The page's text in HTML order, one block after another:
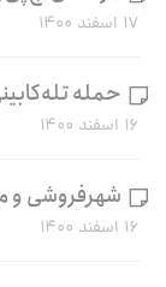
۱۷ اسفند ۱۴۰۰
حمله
۱۶ اسفند ۱۴۰۰
شهرفروشی و
۱۶ اسفند ۱۴۰۰